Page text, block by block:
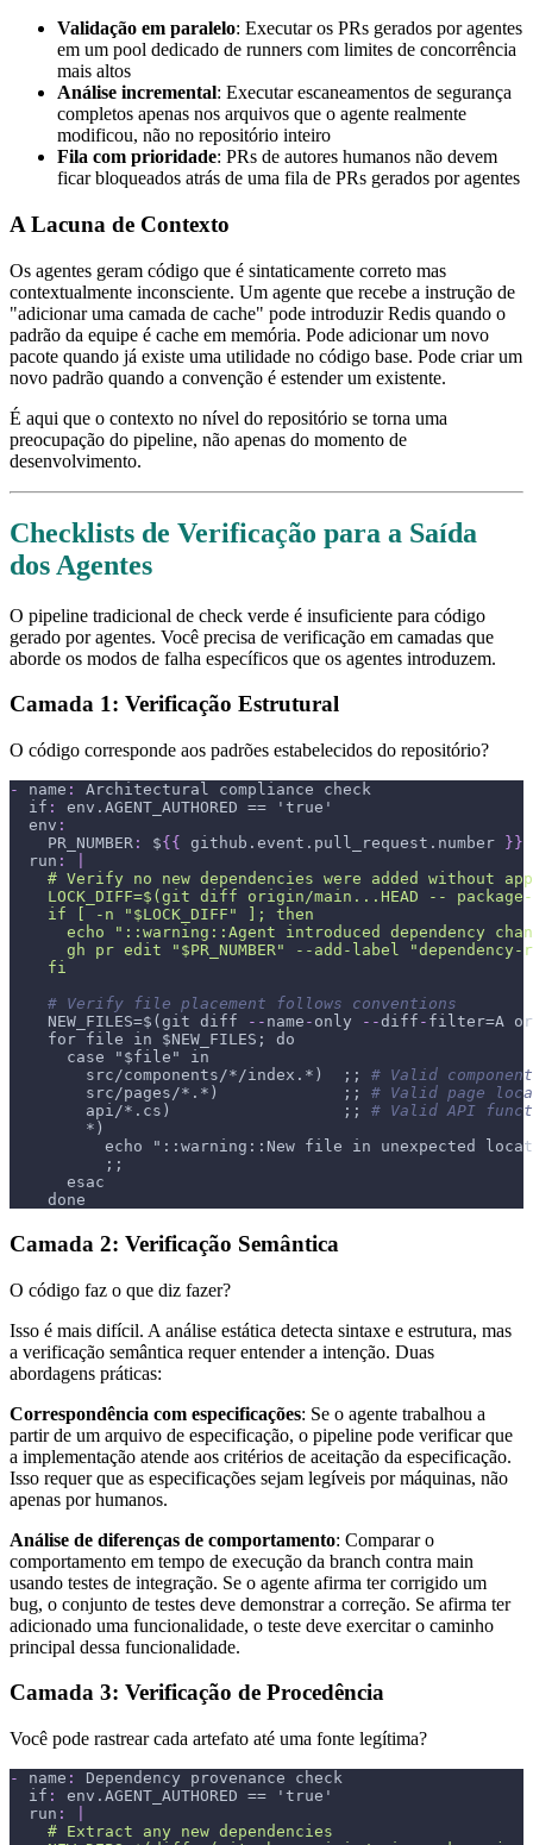
Validação em paralelo: Executar os PRs gerados por agentes
em um pool dedicado de runners com limites de concorrência
mais altos
Análise incremental: Executar escaneamentos de segurança
completos apenas nos arquivos que o agente realmente
modificou, não no repositório inteiro
Fila com prioridade: PRs de autores humanos não devem
ficar bloqueados atrás de uma fila de PRs gerados por agentes
A Lacuna de Contexto
Os agentes geram código que é sintaticamente correto mas
contextualmente inconsciente. Um agente que recebe a instrução de
"adicionar uma camada de cache" pode introduzir Redis quando o
padrão da equipe é cache em memória. Pode adicionar um novo
pacote quando já existe uma utilidade no código base. Pode criar um
novo padrão quando a convenção é estender um existente.
É aqui que o contexto no nível do repositório se torna uma
preocupação do pipeline, não apenas do momento de
desenvolvimento.
Checklists de Verificação para a Saída
dos Agentes
O pipeline tradicional de check verde é insuficiente para código
gerado por agentes. Você precisa de verificação em camadas que
aborde os modos de falha específicos que os agentes introduzem.
Camada 1: Verificação Estrutural
O código corresponde aos padrões estabelecidos do repositório?
- name :
Architectural compliance check
if :
env.AGENT_AUTHORED == 'true'
env :
PR_NUMBER : ${ { github.event.pull_request.number } }
run :
# Verify no new dependencies were added without
LOCK_DIFF=$(git diff origin/main...HEAD --
    if [ -n "$LOCK_DIFF" ]; then
echo "::warning::Agent introduced dependency
gh pr edit "$PR_NUMBER" --add-label "dependency-
    fi
# Verify file placement follows conventions
    NEW_FILES=$(git diff
- - name - only - -diff - filter=A
    for file in $NEW_FILES; do
      case "$file" in
        src/components/
*/index.*)
  ;;
# Valid
        src/pages/
*.*)
             ;;
# Valid page
        api/
*.cs)
                  ;;
# Valid API
*)
echo "::warning::New file in unexpected
          ;;
      esac
    done
Camada 2: Verificação Semântica
O código faz o que diz fazer?
Isso é mais difícil. A análise estática detecta sintaxe e estrutura, mas
a verificação semântica requer entender a intenção. Duas
abordagens práticas:
Correspondência com especificações: Se o agente trabalhou a
partir de um arquivo de especificação, o pipeline pode verificar que
a implementação atende aos critérios de aceitação da especificação.
Isso requer que as especificações sejam legíveis por máquinas, não
apenas por humanos.
Análise de diferenças de comportamento: Comparar o
comportamento em tempo de execução da branch contra main
usando testes de integração. Se o agente afirma ter corrigido um
bug, o conjunto de testes deve demonstrar a correção. Se afirma ter
adicionado uma funcionalidade, o teste deve exercitar o caminho
principal dessa funcionalidade.
Camada 3: Verificação de Procedência
Você pode rastrear cada artefato até uma fonte legítima?
- name :
Dependency provenance check
if :
env.AGENT_AUTHORED == 'true'
run :
    # Extract any new dependencies